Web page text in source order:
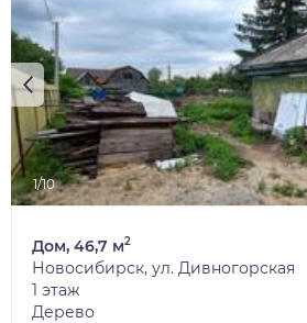
1/10
Дом, 46,7 м2
Новосибирск, ул. Дивногорская
1 этаж
Дерево